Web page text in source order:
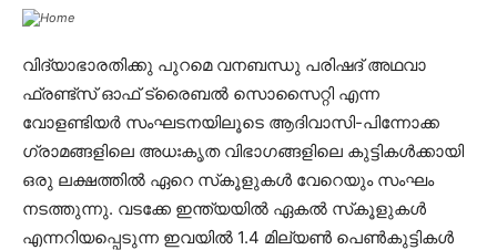
വിദ്യാഭാരതിക്കു പുറമെ വനബന്ധു പരിഷദ് അഥവാ
ഫ്രണ്ട്സ് ഓഫ് ട്രൈബൽ സൊസൈറ്റി എന്ന
വോളണ്ടിയർ സംഘടനയിലൂടെ ആദിവാസി-പിന്നോക്ക
ഗ്രാമങ്ങളിലെ അധഃകൃത വിഭാഗങ്ങളിലെ കുട്ടികൾക്കായി
ഒരു ലക്ഷത്തിൽ ഏറെ സ്‌കൂളുകൾ വേറെയും സംഘം
നടത്തുന്നു. വടക്കേ ഇന്ത്യയിൽ ഏകൽ സ്‌കൂളുകൾ
എന്നറിയപ്പെടുന്ന ഇവയിൽ 1.4 മില്യൺ പെൺകുട്ടികൾ